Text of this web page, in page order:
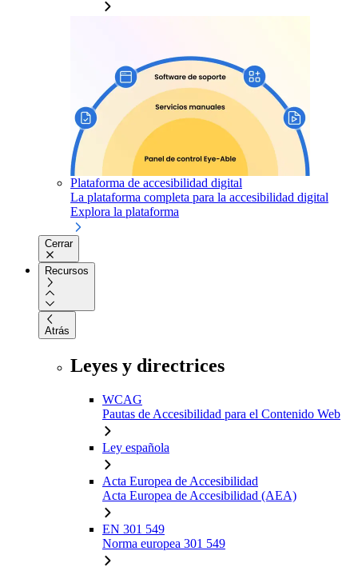
Plataforma de accesibilidad digital
La plataforma completa para la accesibilidad digital
Explora la plataforma
Cerrar
Recursos
Atrás
Leyes y directrices
WCAG
Pautas de Accesibilidad para el Contenido Web
Ley española
Acta Europea de Accesibilidad
Acta Europea de Accesibilidad (AEA)
EN 301 549
Norma europea 301 549